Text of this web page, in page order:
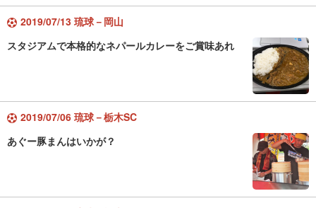
2019/07/13 琉球－岡山
スタジアムで本格的なネパールカレーをご賞味あれ
2019/07/06 琉球－栃木SC
あぐー豚まんはいかが？